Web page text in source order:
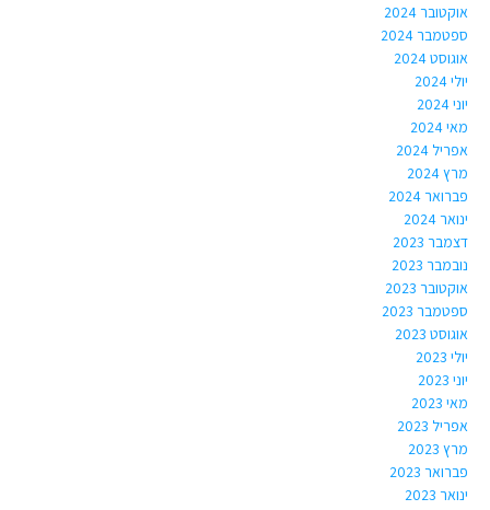
אוקטובר 2024
ספטמבר 2024
אוגוסט 2024
יולי 2024
יוני 2024
מאי 2024
אפריל 2024
מרץ 2024
פברואר 2024
ינואר 2024
דצמבר 2023
נובמבר 2023
אוקטובר 2023
ספטמבר 2023
אוגוסט 2023
יולי 2023
יוני 2023
מאי 2023
אפריל 2023
מרץ 2023
פברואר 2023
ינואר 2023